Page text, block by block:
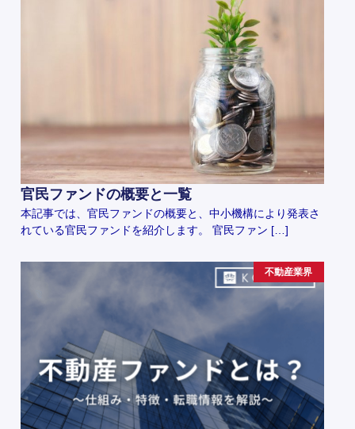
官民ファンドの概要と一覧
本記事では、官民ファンドの概要と、中小機構により発表さ
れている官民ファンドを紹介します。 官民ファン […]
不動産業界